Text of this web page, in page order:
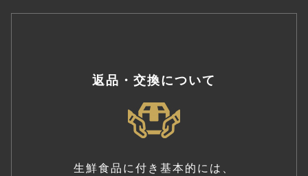
返品・交換について
生鮮食品に付き基本的には、